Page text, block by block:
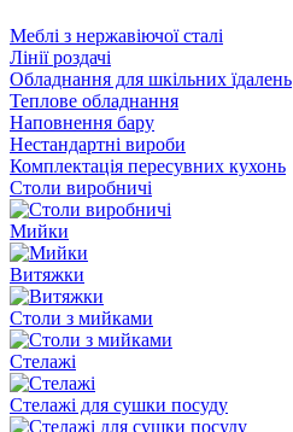
Меблі з нержавіючої сталі
Лінії роздачі
Обладнання для шкільних їдалень
Теплове обладнання
Наповнення бару
Нестандартні вироби
Комплектація пересувних кухонь
Столи виробничі
Мийки
Витяжки
Столи з мийками
Стелажі
Стелажі для сушки посуду